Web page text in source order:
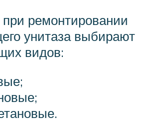
ремонтировании
унитаза выбирают
видов: